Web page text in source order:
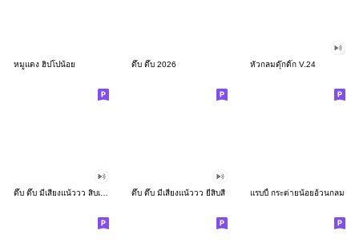
หมูแดง ฮิปโปน้อย ดึ๊บ ดึ๊บ 2026 หัวกลมดุ๊กดิ๊ก V.24
ดึ๊บ ดึ๊บ มีเสียงแน้ววว ยี่สิบสี่ แรบบี้ กระต่ายน้อยอ้วนกลม